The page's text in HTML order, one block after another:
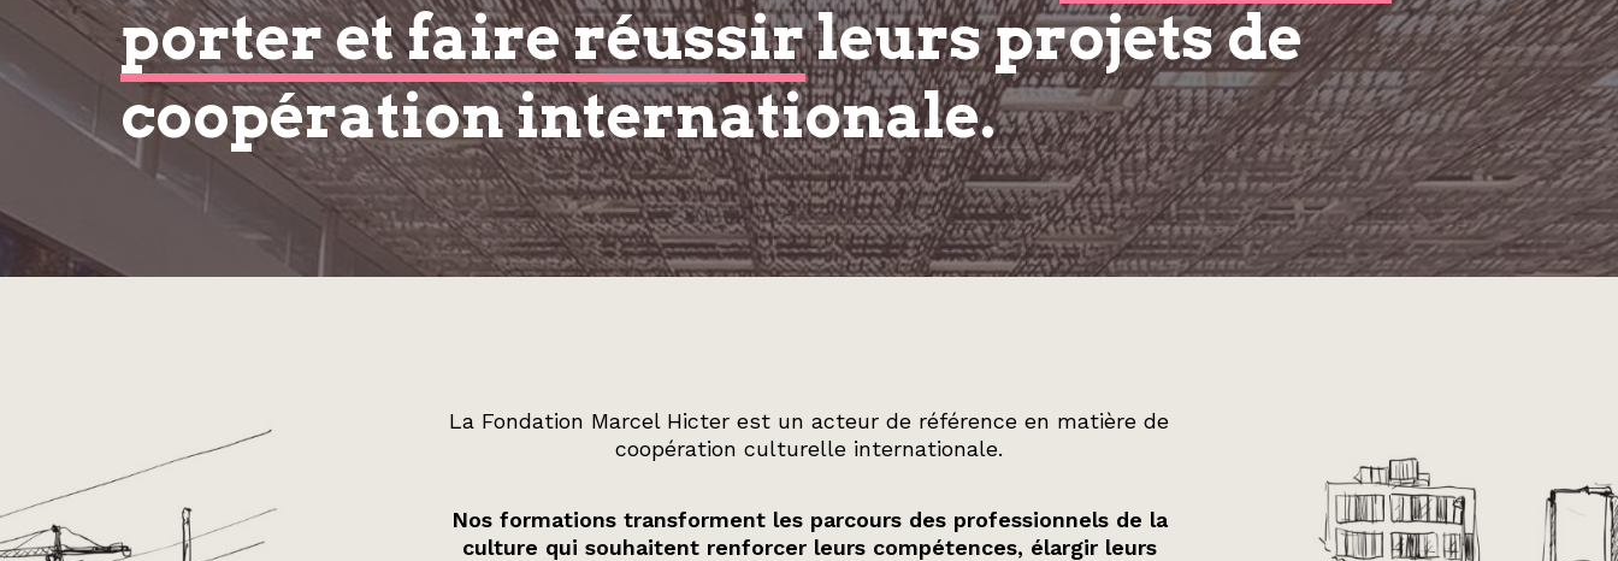
porter et faire réussirleurs projets de
coopération internationale.
La Fondation Marcel Hicter est un acteur de référence en matière de
coopération culturelle internationale.
Nos formations transforment les parcours des professionnels de la
culture qui souhaitent renforcer leurs compétences, élargir leurs